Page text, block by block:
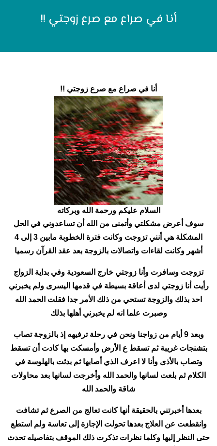
أنا في صراع مع صرع زوجتي !!
أنا في صراع مع صرع زوجتي !!
السلام عليكم ورحمة الله وبركاته
سوف أعرض مشكلتي وأتمنى من الله أن تساعدوني في الحل
المشكلة هي أنني تزوجت وكانت فترة الخطوبة مابين 3 إلى 4
أشهر وكانت لقاءات واتصالات بالزوجة بعد عقد القرآن رسميا
تزوجت وسافرت وأنا زوجتي خارج السعودية وفي بداية الزواج
رأيت أنا زوجتي لدى أعاقة بسيطة في قدمها اليسرى ولم يخبرني
احد بذلك والزوجة تستحي من ذلك الأمر جدا فقلت الحمد الله
وصبرت علما انه لم يخبرني أهلها بذلك
وبعد 9 أيام من زواجنا ونحن في رحلة ترفيهه إذ بالزوجة تصاب
بتشنجات غريبة ثم تسقط ع الأرض وأمسكت بها كادت أن تسقط
وتصاب بالأذى وأنا لا اعرف الذي أصابها ثم بدئت بالهلوسة في
الكلام ثم بلعت لسانها والحمد الله وأخرجت لسانها بعد محاولات
شاقة والحمد الله
بعدها أخبرتني بالحقيقة أنها كانت تعالج من الصرع ثم تشافت
وانقطعت عن العلاج بعدها تحولت الإجازة إلى تعاسة ولم استطع
حتى النظر إليها وكلما نظرات تذكرت ذلك الموقف بتفاصيله تحدث